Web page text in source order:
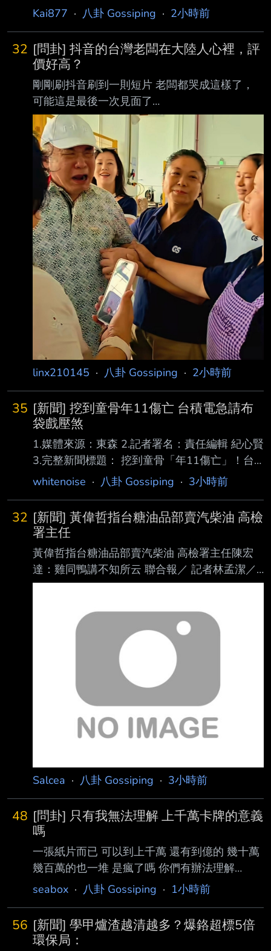
09:16 ETtoday記者田暐瑋／綜合報導 周杰倫近
知名狗仔卓偉近日聲稱某華語樂壇 三字天王與
一位劉姓女子在西安共同持股一家餐飲娛樂公
司，且發展男女關係，該女子最後 產下一名孩
子，消息一出，網友們將矛頭指向周杰倫，隨著
謠言越演越烈，杰威爾稍早發出 嚴正聲明反擊
傳言。 大陸知名狗仔卓偉日前爆料某三字華語
天王有私生子，未點名是誰，但提供了「西安開
公司 」以及「同年同月同日退股
Kai877 · 八卦 Gossiping · 2小時前
32 [問卦] 抖音的台灣老闆在大陸人心裡，評
價好高？
剛剛刷抖音刷到一則短片 老闆都哭成這樣了，
可能這是最後一次見面了
https://i.mopix.cc/UIAGob.jpg 台灣老闆要回去所
有員工都不捨 https://i.mopix.cc/l2OCxm.jpg
https://i.mopix.cc/NZFPnG.jpg
https://i.mopix.cc/sNkCNH.jpg
https://i.mopix.cc/gOzgdz.jpg
https://i.mopix.cc/q9M9yw.jpg
https://i.mopix.cc/sOlXNN.j
linx210145 · 八卦 Gossiping · 2小時前
35 [新聞] 挖到童骨年11傷亡 台積電急請布
袋戲壓煞
1.媒體來源：東森 2.記者署名：責任編輯 紀心賢
3.完整新聞標題： 挖到童骨「年11傷亡」！台
積電嘉義廠 急請布袋戲壓煞 4.完整新聞內文：
期間因為工安事故頻傳，至今已累計造成2人 死
亡、5人重傷、4人輕傷，加上工地過去曾挖掘出
史前人骨遺骸，外界因此出現不少民俗傳 聞。
適逢關聖帝君聖誕，廠區預計於明（6）日下午1
時邀請布袋戲團進場演出，祈求施工平 安順
除了替神明祝壽，也有安撫地方無形眾 生的民
俗意涵。 曾挖出4500
whitenoise · 八卦 Gossiping · 3小時前
32 [新聞] 黃偉哲指台糖油品部賣汽柴油 高檢
署主任
黃偉哲指台糖油品部賣汽柴油 高檢署主任陳宏
達：雞同鴨講不知所云 聯合報／ 記者林孟潔／
台北即時報導 中聯致癌油事件不斷延燒，台灣
台南市長 黃偉哲訪查台糖油品事業部，酸賣的
是「汽柴油」而非食用油。台灣高等檢察署主任
檢察 官陳宏達今再度表示，台糖通報問題真正
的爭點並不在「油品事業部」，整起事件的核心
在「台糖公司是否依法負有通報義務」。 陳宏
達指出，外界質疑的是，台糖是否早已知悉原料
油有食品安全風險？是否依食品安全 相關法令
及地方自治條例履行通報義務？是否延誤通報主
Salcea · 八卦 Gossiping · 3小時前
48 [問卦] 只有我無法理解 上千萬卡牌的意義
嗎
一張紙片而已 可以到上千萬 還有到億的 幾十萬
幾百萬的也一堆 是瘋了嗎 你們有辦法理解
嗎？？ 八卦？ --
seabox · 八卦 Gossiping · 1小時前
56 [新聞] 學甲爐渣越清越多？爆鉻超標5倍
環保局：